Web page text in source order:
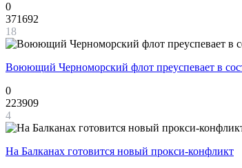
0
371692
18
Воюющий Черноморский флот преуспевает в
0
223909
4
На Балканах готовится новый прокси-конфликт